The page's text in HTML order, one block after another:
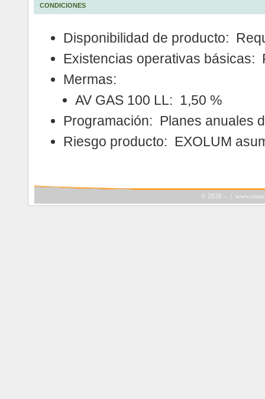
CONDICIONES
Disponibilidad de producto:
Existencias operativas básicas:
Mermas:
AV GAS 100 LL: 1,50 %
Programación: Planes anuales
Riesgo producto: EXOLUM
© 2026 – |